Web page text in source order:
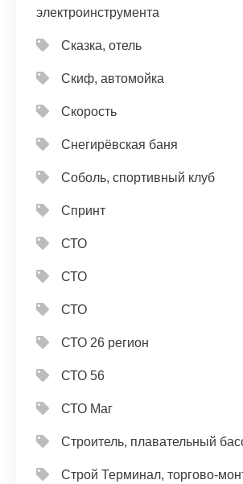
электроинструмента
Сказка, отель
Скиф, автомойка
Скорость
Снегирёвская баня
Соболь, спортивный клуб
Спринт
СТО
СТО
СТО
СТО 26 регион
СТО 56
СТО Маг
Строитель, плавательный
Строй Терминал, торгово-